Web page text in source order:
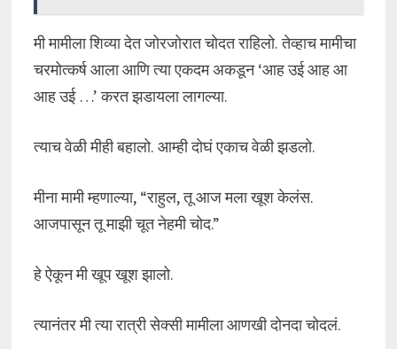
मी मामीला शिव्या देत जोरजोरात चोदत राहिलो. तेव्हाच मामीचा
चरमोत्कर्ष आला आणि त्या एकदम अकडून ‘आह उई आह आ
आह उई …’ करत झडायला लागल्या.
त्याच वेळी मीही बहालो. आम्ही दोघं एकाच वेळी झडलो.
मीना मामी म्हणाल्या, “राहुल, तू आज मला खूश केलंस.
आजपासून तू माझी चूत नेहमी चोद.”
हे ऐकून मी खूप खूश झालो.
त्यानंतर मी त्या रात्री सेक्सी मामीला आणखी दोनदा चोदलं.